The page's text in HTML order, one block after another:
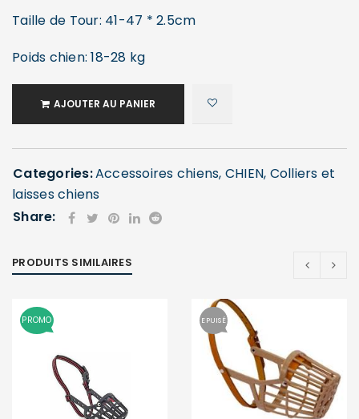
Taille de Tour: 41-47 * 2.5cm
Poids chien: 18-28 kg
AJOUTER AU PANIER
Categories:Accessoires chiens, CHIEN, Colliers et
laisses chiens
Share:
PRODUITS SIMILAIRES
PROMO EPUISÉ